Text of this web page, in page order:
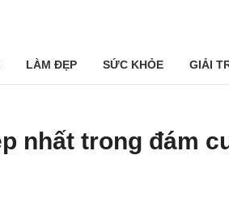
LÀM ĐẸP SỨC KHỎE GIẢI
nhất trong đám